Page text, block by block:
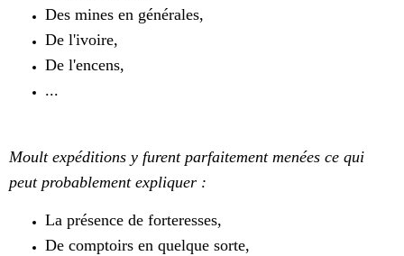
Des mines en générales,
De l'ivoire,
De l'encens,
...
Moult expéditions y furent parfaitement menées ce qui
peut probablement expliquer :
La présence de forteresses,
De comptoirs en quelque sorte,